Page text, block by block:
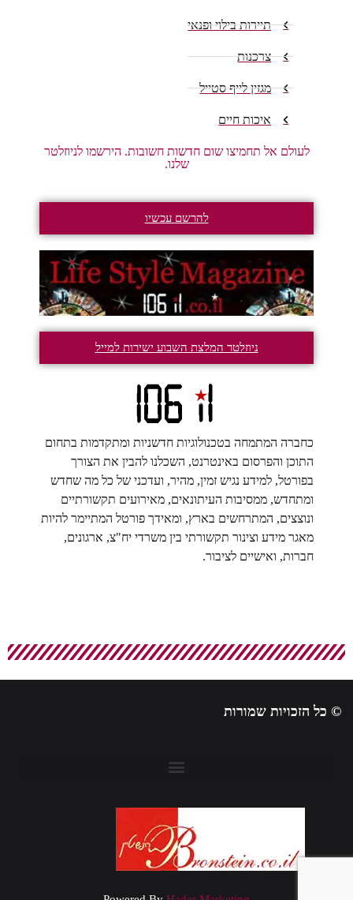
תיירות בילוי ופנאי
צרכנות
מגזין לייף סטייל
איכות חיים
לעולם אל תחמיצו שום חדשות חשובות. הירשמו לניוזלטר
שלנו.
להרשם עכשיו
ניוזלטר המלצת השבוע ישירות למייל
כחברה המתמחה בטכנולוגיות חדשניות ומתקדמות בתחום
התוכן והפרסום באינטרנט, השכלנו להבין את הצורך
בפורטל, למידע נגיש זמין, מהיר, ועדכני של כל מה שחדש
ומתחדש, ממסיבות העיתונאים, מאירועים תקשורתיים
ונוצצים, המתרחשים בארץ, ומאידך פורטל המתיימר להיות
מאגר מידע וצינור תקשורתי בין משרדי יח"צ, ארגונים,
חברות, ואישיים לציבור.
© כל הזכויות שמורות